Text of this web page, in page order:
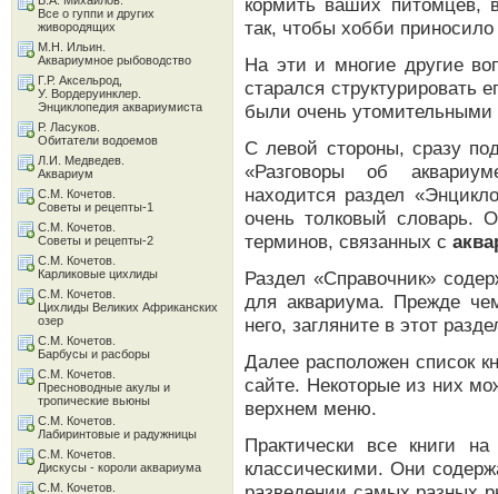
кормить ваших питомцев,
так, чтобы хобби
На эти и многие другие
старался структурировать
были очень
С левой стороны, сразу
«Разговоры об
находится раздел
очень толковый словарь.
терминов, связанных с
Раздел «Справочник»
для аквариума. Прежде
него, загляните в этот
Далее расположен список
сайте. Некоторые из них
верхнем меню.
Практически все книги
классическими. Они
Все о гуппи и других
живородящих
М.Н. Ильин.
Аквариумное рыбоводство
Г.Р. Аксельрод,
У. Вордеруинклер.
Энциклопедия аквариумиста
Р. Ласуков.
Обитатели водоемов
Л.И. Медведев.
Аквариум
С.М. Кочетов.
Советы и рецепты-1
С.М. Кочетов.
Советы и рецепты-2
С.М. Кочетов.
Карликовые цихлиды
С.М. Кочетов.
Цихлиды Великих Африканских
озер
С.М. Кочетов.
Барбусы и расборы
С.М. Кочетов.
Пресноводные акулы и
тропические вьюны
С.М. Кочетов.
Лабиринтовые и радужницы
С.М. Кочетов.
Дискусы - короли аквариума
С.М. Кочетов.